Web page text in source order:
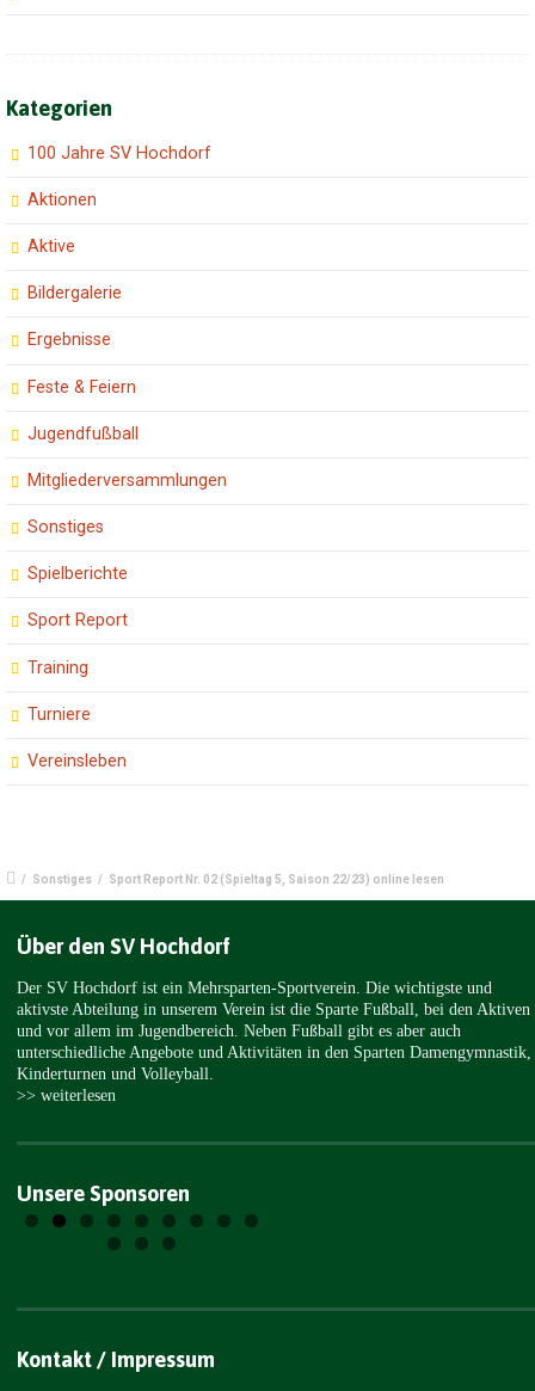
Kategorien
100 Jahre SV Hochdorf
Aktionen
Aktive
Bildergalerie
Ergebnisse
Feste & Feiern
Jugendfußball
Mitgliederversammlungen
Sonstiges
Spielberichte
Sport Report
Training
Turniere
Vereinsleben
/ Sonstiges / Sport Report Nr. 02 (Spieltag 5, Saison 22/23) online lesen
Über den SV Hochdorf
Der SV Hochdorf ist ein Mehrsparten-Sportverein. Die wichtigste und
aktivste Abteilung in unserem Verein ist die Sparte Fußball, bei den Aktiven
und vor allem im Jugendbereich. Neben Fußball gibt es aber auch
unterschiedliche Angebote und Aktivitäten in den Sparten Damengymnastik,
Kinderturnen und Volleyball.
>> weiterlesen
Unsere Sponsoren
Kontakt / Impressum